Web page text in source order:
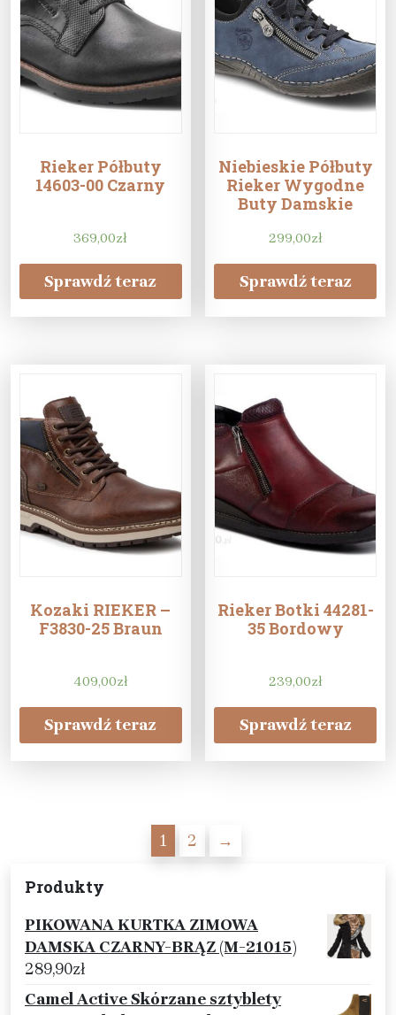
Rieker Półbuty
14603-00 Czarny
369,00zł
Sprawdź teraz
Niebieskie Półbuty
Rieker Wygodne
Buty Damskie
299,00zł
Sprawdź teraz
Kozaki RIEKER –
F3830-25 Braun
409,00zł
Sprawdź teraz
Rieker Botki 44281-
35 Bordowy
239,00zł
Sprawdź teraz
1 2 →
Produkty
PIKOWANA KURTKA ZIMOWA
DAMSKA CZARNY-BRĄZ (M-21015)
289,90zł
Camel Active Skórzane sztyblety